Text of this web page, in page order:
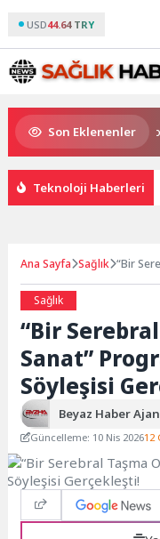
USD44.64 TRY
Son Eklenenler
Kaybetti: Kuzey
Teknoloji Haberleri
Ana Sayfa Sağlık “Bir
Sağlık
“Bir
Sanat”
Söyleşisi
Beyaz Haber
Güncelleme: 10 Nis 202612